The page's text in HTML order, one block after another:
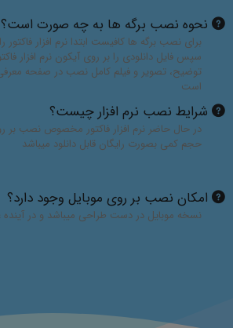
نحوه نصب برگه ها به چه صورت است؟
برای نصب برگه ها کافیست ابتدا نرم افزار فاکتور
سپس فایل دانلودی را بر روی آیکون نرم افزار
توضیح، تصویر و فیلم کامل نصب در صفحه معرفی
است
شرایط نصب نرم افزار چیست؟
در حال حاضر نرم افزار فاکتور مخصوص نصب بر
حجم کمی بصورت رایگان قابل دانلود میباشد
امکان نصب بر روی موبایل وجود دارد؟
نسخه موبایل در دست طراحی میباشد و در